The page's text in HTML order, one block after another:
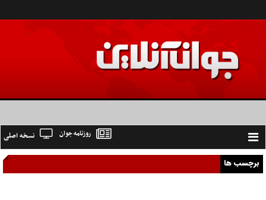
Toggle
navigation
نسخه اصلی روزنامه جوان
برچسب ها